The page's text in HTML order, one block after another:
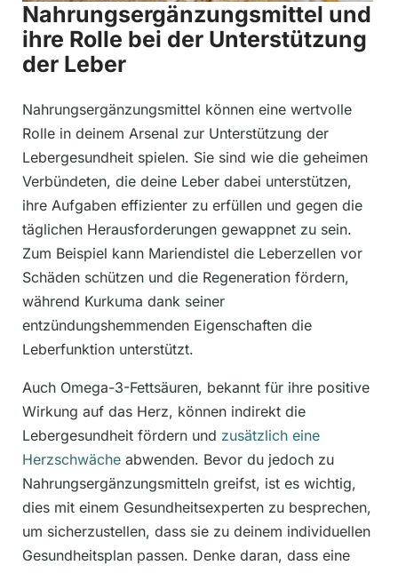
Nahrungsergänzungsmittel und
ihre Rolle bei der Unterstützung
der Leber
Nahrungsergänzungsmittel können eine wertvolle
Rolle in deinem Arsenal zur Unterstützung der
Lebergesundheit spielen. Sie sind wie die geheimen
Verbündeten, die deine Leber dabei unterstützen,
ihre Aufgaben effizienter zu erfüllen und gegen die
täglichen Herausforderungen gewappnet zu sein.
Zum Beispiel kann Mariendistel die Leberzellen vor
Schäden schützen und die Regeneration fördern,
während Kurkuma dank seiner
entzündungshemmenden Eigenschaften die
Leberfunktion unterstützt.
Auch Omega-3-Fettsäuren, bekannt für ihre positive
Wirkung auf das Herz, können indirekt die
Lebergesundheit fördern und zusätzlich eine
Herzschwäche abwenden. Bevor du jedoch zu
Nahrungsergänzungsmitteln greifst, ist es wichtig,
dies mit einem Gesundheitsexperten zu besprechen,
um sicherzustellen, dass sie zu deinem individuellen
Gesundheitsplan passen. Denke daran, dass eine